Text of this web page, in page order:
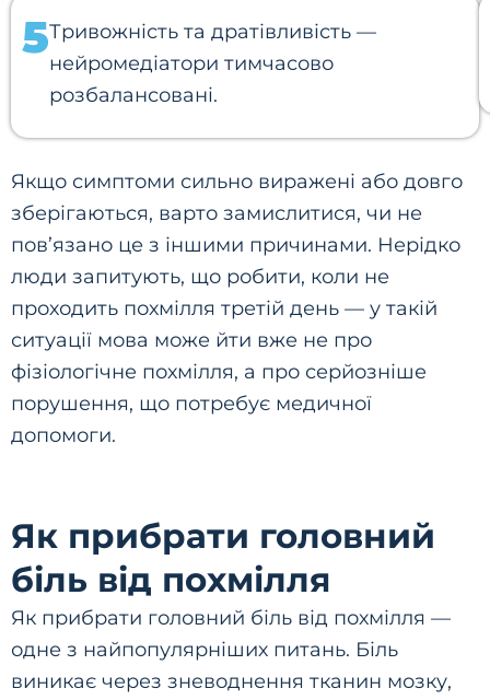
5Тривожність та дратівливість —
нейромедіатори тимчасово
розбалансовані.
Якщо симптоми сильно виражені або довго
зберігаються, варто замислитися, чи не
пов’язано це з іншими причинами. Нерідко
люди запитують, що робити, коли не
проходить похмілля третій день — у такій
ситуації мова може йти вже не про
фізіологічне похмілля, а про серйозніше
порушення, що потребує медичної
допомоги.
Як прибрати головний
біль від похмілля
Як прибрати головний біль від похмілля —
одне з найпопулярніших питань. Біль
виникає через зневоднення тканин мозку,